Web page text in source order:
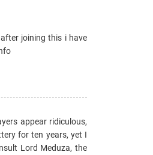
joining this i have
appear ridiculous,
for ten years, yet I
Lord Meduza, the